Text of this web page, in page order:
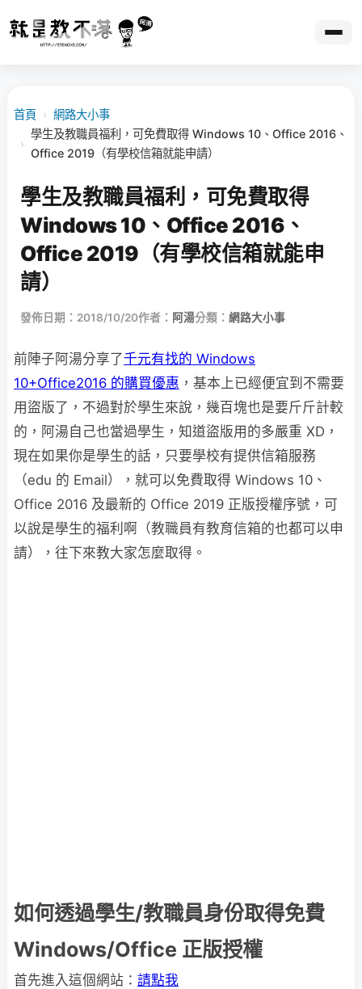
首頁 › 網路大小事
›
學生及教職員福利，可免費取得 Windows 10、Office 2016、
Office 2019（有學校信箱就能申請）
學生及教職員福利，可免費取得
Windows 10、Office 2016、
Office 2019（有學校信箱就能申
請）
發佈日期：2018/10/20作者： 阿湯分類： 網路大小事
前陣子阿湯分享了千元有找的 Windows
10+Office2016 的購買優惠 ，基本上已經便宜到不需要
用盜版了，不過對於學生來說，幾百塊也是要斤斤計較
的，阿湯自己也當過學生，知道盜版用的多嚴重 XD，
現在如果你是學生的話，只要學校有提供信箱服務
（edu 的 Email），就可以免費取得 Windows 10、
Office 2016 及最新的 Office 2019 正版授權序號，可
以說是學生的福利啊（教職員有教育信箱的也都可以申
請），往下來教大家怎麼取得。
如何透過學生/教職員身份取得免費
Windows/Office 正版授權
首先進入這個網站： 請點我